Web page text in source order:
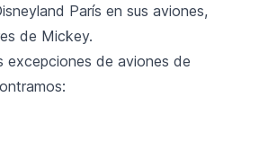
París en sus aviones,
de Mickey.
excepciones de aviones de